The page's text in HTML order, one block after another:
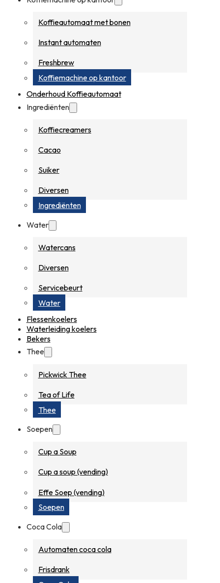
Koffieautomaat met bonen
Instant automaten
Freshbrew
Koffiemachine op kantoor
Onderhoud Koffieautomaat
Ingrediënten
Koffiecreamers
Cacao
Suiker
Diversen
Ingrediënten
Water
Watercans
Diversen
Servicebeurt
Water
Flessenkoelers
Waterleiding koelers
Bekers
Thee
Pickwick Thee
Tea of Life
Thee
Soepen
Cup a Soup
Cup a soup (vending)
Effe Soep (vending)
Soepen
Coca Cola
Automaten coca cola
Frisdrank